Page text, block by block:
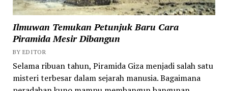
Ilmuwan Temukan Petunjuk Baru Cara
Piramida Mesir Dibangun
BY EDITOR
Selama ribuan tahun, Piramida Giza menjadi salah satu
misteri terbesar dalam sejarah manusia. Bagaimana